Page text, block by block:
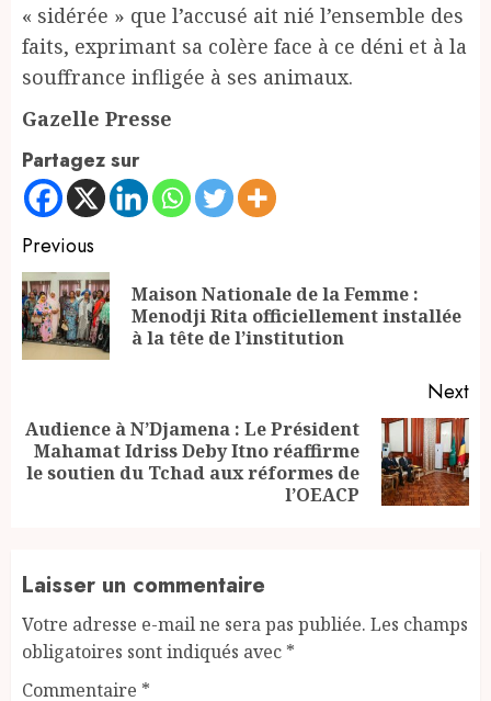
« sidérée » que l’accusé ait nié l’ensemble des
faits, exprimant sa colère face à ce déni et à la
souffrance infligée à ses animaux.
Gazelle Presse
Partagez sur
Continue
Reading
Previous
Maison Nationale de la Femme :
Menodji Rita officiellement installée
à la tête de l’institution
Next
Next
post:
Audience à N’Djamena : Le Président
Mahamat Idriss Deby Itno réaffirme
le soutien du Tchad aux réformes de
l’OEACP
Laisser un commentaire
Votre adresse e-mail ne sera pas publiée. Les champs
obligatoires sont indiqués avec *
Commentaire *